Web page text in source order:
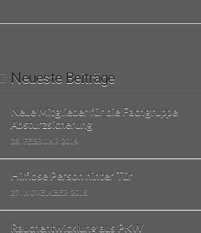
Neueste Beiträge
Neue Mitglieder für die Fachgruppe
Absturzsicherung
28. FEBRUAR 2019
Hilflose Person hinter Tür
27. NOVEMBER 2018
Rauchentwicklung aus PKW